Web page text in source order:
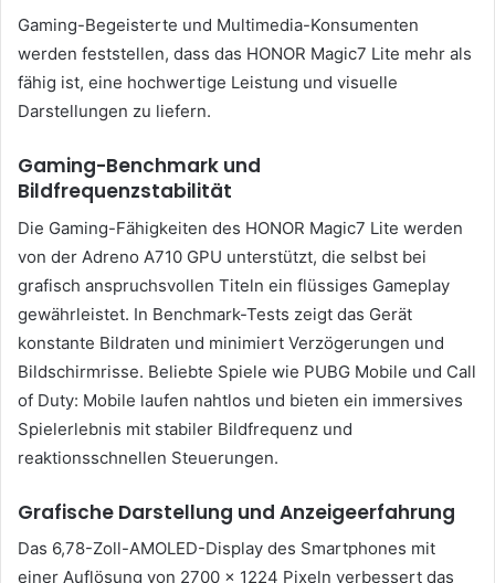
Gaming-Begeisterte und Multimedia-Konsumenten
werden feststellen, dass das HONOR Magic7 Lite mehr als
fähig ist, eine hochwertige Leistung und visuelle
Darstellungen zu liefern.
Gaming-Benchmark und
Bildfrequenzstabilität
Die Gaming-Fähigkeiten des HONOR Magic7 Lite werden
von der Adreno A710 GPU unterstützt, die selbst bei
grafisch anspruchsvollen Titeln ein flüssiges Gameplay
gewährleistet. In Benchmark-Tests zeigt das Gerät
konstante Bildraten und minimiert Verzögerungen und
Bildschirmrisse. Beliebte Spiele wie PUBG Mobile und Call
of Duty: Mobile laufen nahtlos und bieten ein immersives
Spielerlebnis mit stabiler Bildfrequenz und
reaktionsschnellen Steuerungen.
Grafische Darstellung und Anzeigeerfahrung
Das 6,78-Zoll-AMOLED-Display des Smartphones mit
einer Auflösung von 2700 x 1224 Pixeln verbessert das